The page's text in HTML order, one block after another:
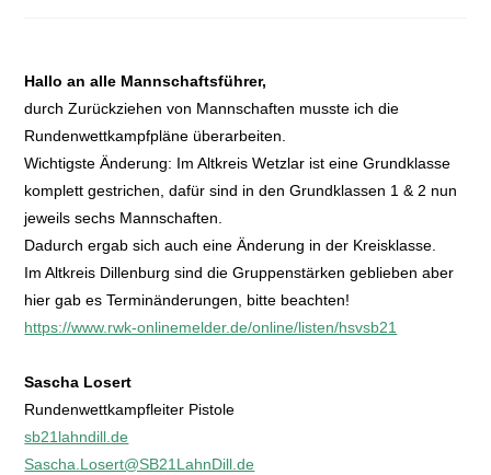
Hallo an alle Mannschaftsführer,
durch Zurückziehen von Mannschaften musste ich die
Rundenwettkampfpläne überarbeiten.
Wichtigste Änderung: Im Altkreis Wetzlar ist eine Grundklasse
komplett gestrichen, dafür sind in den Grundklassen 1 & 2 nun
jeweils sechs Mannschaften.
Dadurch ergab sich auch eine Änderung in der Kreisklasse.
Im Altkreis Dillenburg sind die Gruppenstärken geblieben aber
hier gab es Terminänderungen, bitte beachten!
https://www.rwk-onlinemelder.de/online/listen/hsvsb21
Sascha Losert
Rundenwettkampfleiter Pistole
sb21lahndill.de
Sascha.Losert@SB21LahnDill.de